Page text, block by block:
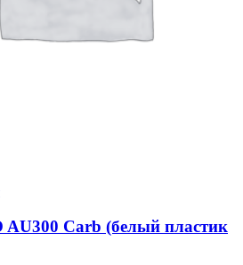
Carb (белый пластик